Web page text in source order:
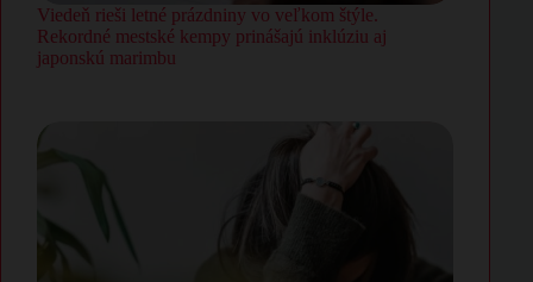
Viedeň rieši letné prázdniny vo veľkom štýle.
Rekordné mestské kempy prinášajú inklúziu aj
japonskú marimbu